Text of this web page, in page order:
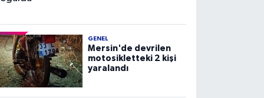
GENEL
Mersin'de devrilen
motosikletteki 2 kişi
yaralandı